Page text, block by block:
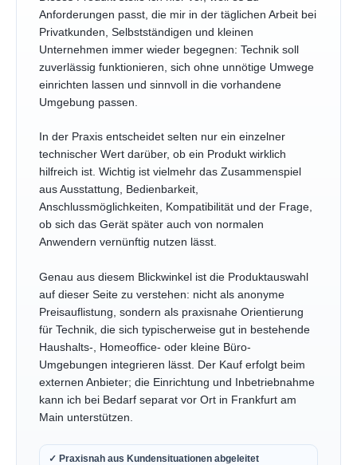
Anforderungen passt, die mir in der täglichen Arbeit bei
Privatkunden, Selbstständigen und kleinen
Unternehmen immer wieder begegnen: Technik soll
zuverlässig funktionieren, sich ohne unnötige Umwege
einrichten lassen und sinnvoll in die vorhandene
Umgebung passen.
In der Praxis entscheidet selten nur ein einzelner
technischer Wert darüber, ob ein Produkt wirklich
hilfreich ist. Wichtig ist vielmehr das Zusammenspiel
aus Ausstattung, Bedienbarkeit,
Anschlussmöglichkeiten, Kompatibilität und der Frage,
ob sich das Gerät später auch von normalen
Anwendern vernünftig nutzen lässt.
Genau aus diesem Blickwinkel ist die Produktauswahl
auf dieser Seite zu verstehen: nicht als anonyme
Preisauflistung, sondern als praxisnahe Orientierung
für Technik, die sich typischerweise gut in bestehende
Haushalts-, Homeoffice- oder kleine Büro-
Umgebungen integrieren lässt. Der Kauf erfolgt beim
externen Anbieter; die Einrichtung und Inbetriebnahme
kann ich bei Bedarf separat vor Ort in Frankfurt am
Main unterstützen.
✓ Praxisnah aus Kundensituationen abgeleitet